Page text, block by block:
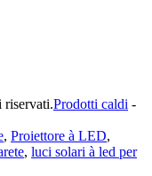
Prodotti caldi -
, Proiettore à LED,
, luci solari à led per